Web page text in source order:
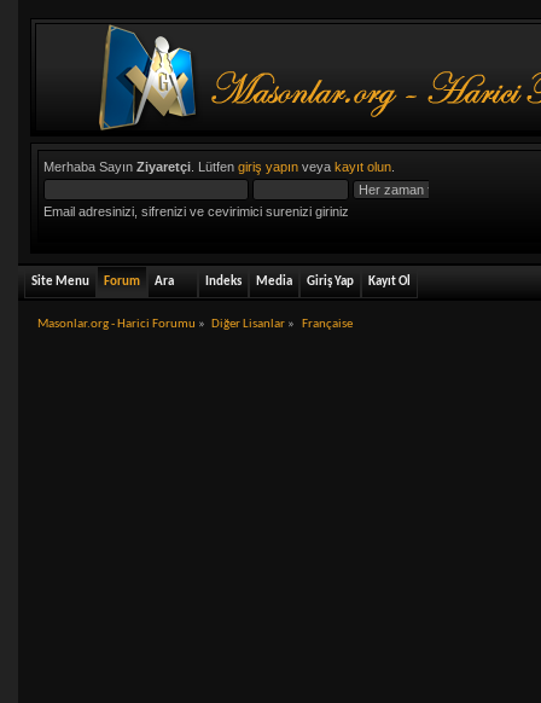
Merhaba Sayın Ziyaretçi. Lütfen giriş yapınveya kayıt olun.
Email adresinizi, sifrenizi ve cevirimici surenizi giriniz
Site Menu Forum Ara Indeks Media Giriş Yap Kayıt Ol
Masonlar.org - Harici Forumu » Diğer Lisanlar » Française